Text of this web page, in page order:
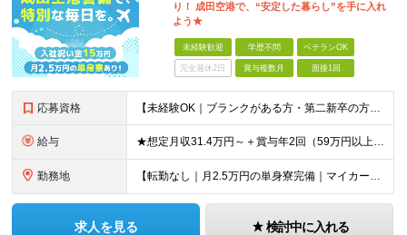
り！ 成田空港で、“安定した暮らし”を手に入れ
よう★
未経験歓迎 学歴不問 ベテランOK
完全週休2日 賞与複数月 面接1回
応募資格 【未経験OK｜ブランクがある方・第二新卒の方・正社員が初めての方も歓迎！】 ★応募資格を満たす方は面接確約！ ★20代・30代の若手スタッフも多数活躍中！ ◎58歳以下の方（長期のキャリア形成を図る
給与 ★想定月収31.4万円～＋賞与年2回（59万円以上） ★入社お祝い金15万円支給 ★水道+光熱費無料の家賃がリーズナブルな社員寮(単身寮)あり！ ★住宅手当&家族手当あり 月給24万5000円以上(
勤務地 【転勤なし｜月2.5万円の単身寮完備｜マイカー・バイク通勤OK】 成田空港または空港関連施設での勤務となります。 お住まいや希望を考慮し、千葉市美浜区・四街道市への配属となる場合もあります。 【本社
求人を見る 検討中に入れる